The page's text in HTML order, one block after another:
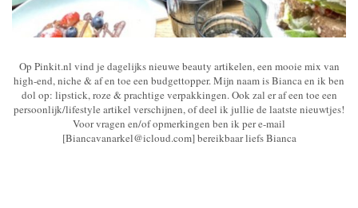
Op Pinkit.nl vind je dagelijks nieuwe beauty artikelen, een mooie mix van
high-end, niche & af en toe een budgettopper. Mijn naam is Bianca en ik ben
dol op: lipstick, roze & prachtige verpakkingen. Ook zal er af een toe een
persoonlijk/lifestyle artikel verschijnen, of deel ik jullie de laatste nieuwtjes!
Voor vragen en/of opmerkingen ben ik per e-mail
[Biancavanarkel@icloud.com] bereikbaar liefs Bianca